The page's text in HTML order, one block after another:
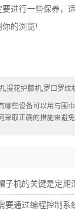
进行一些保养，
的浏览!
,提花护膝机,罗口罗纹
哪些设备可以用与围
采取正确的措施来避
子机的关键是定期
要通过编程控制系